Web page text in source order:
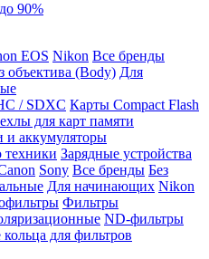
90%
EOS Nikon Все бренды
объектива (Body) Для
/ SDXC Карты Compact Flash
для карт памяти
и аккумуляторы
техники Зарядные устройства
Sony Все бренды Без
Для начинающих Nikon
Фильтры
ND-фильтры
для фильтров